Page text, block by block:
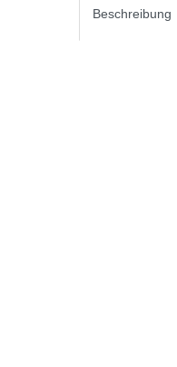
Beschreibung